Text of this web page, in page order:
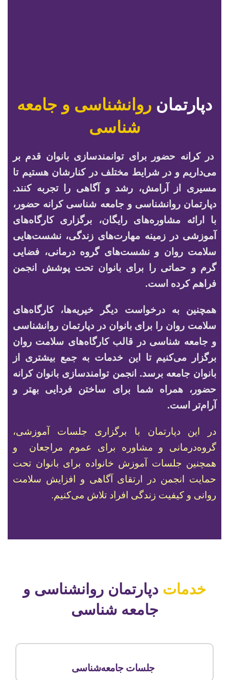
دپارتمان روانشناسی و جامعه
شناسی
در کرانه حضور برای توانمندسازی بانوان قدم بر
می‌داریم و در شرایط مختلف در کنارشان هستیم تا
مسیری از آرامش، رشد و آگاهی را تجربه کنند.
دپارتمان روانشناسی و جامعه شناسی کرانه حضور،
با ارائه مشاوره‌های رایگان، برگزاری کارگاه‌های
آموزشی در زمینه مهارت‌های زندگی، نشست‌هایی
سلامت روان و نشست‌های گروه درمانی، فضایی
گرم و حماتی را برای بانوان تحت پوشش انجمن
فراهم کرده است.
همچنین به درخواست دیگر خیریه‌ها، کارگاه‌های
سلامت روان را برای بانوان در دپارتمان روانشناسی
و جامعه شناسی در قالب کارگاه‌های سلامت روان
برگزار می‌کنیم تا این خدمات به جمع بیشتری از
بانوان جامعه برسد. انجمن توامندسازی بانوان کرانه
حضور، همراه شما برای ساختن فردایی بهتر و
آرام‌تر است.
در این دپارتمان با برگزاری جلسات آموزشی،
گروه‌درمانی و مشاوره برای عموم مراجعان و
همچنین جلسات آموزش خانواده برای بانوان تحت
حمایت انجمن در ارتقای آگاهی و افزایش سلامت
روانی و کیفیت زندگی افراد تلاش می‌کنیم.
خدمات دپارتمان روانشناسی و
جامعه شناسی
جلسات جامعه‌شناسی